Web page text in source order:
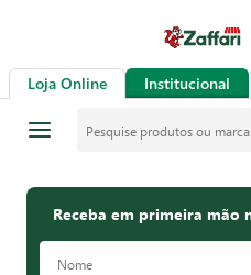
Loja Online Institucional
Receba em primeira mão